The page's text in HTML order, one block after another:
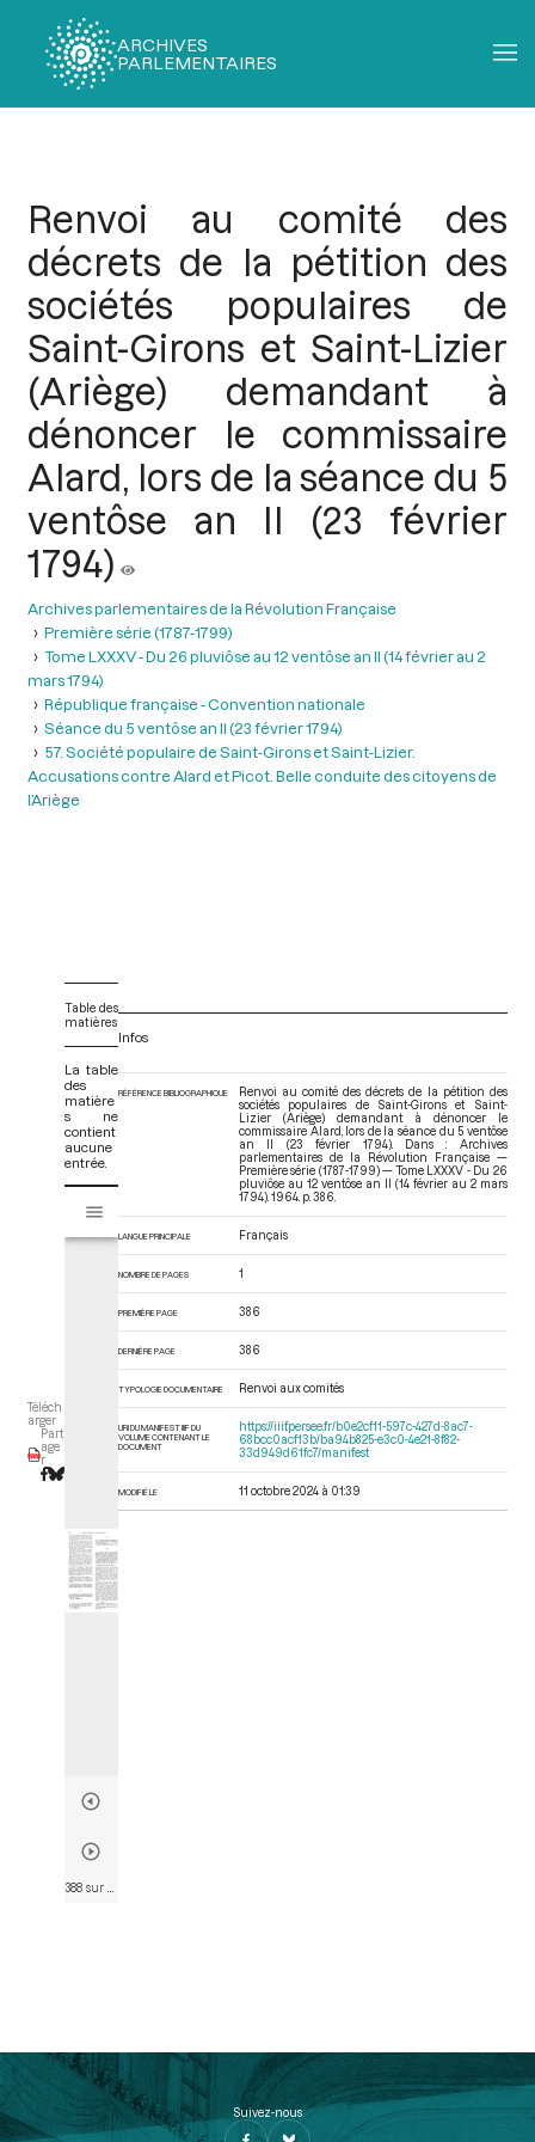
ARCHIVES
PARLEMENTAIRES
Renvoi au comité des
décrets de la pétition des
sociétés populaires de
Saint-Girons et Saint-Lizier
(Ariège) demandant à
dénoncer le commissaire
Alard, lors de la séance du 5
ventôse an II (23 février
1794)
Archives parlementaires de la Révolution Française
Première série (1787-1799)
Tome LXXXV - Du 26 pluviôse au 12 ventôse an II (14 février au 2
mars 1794)
République française - Convention nationale
Séance du 5 ventôse an II (23 février 1794)
57. Société populaire de Saint-Girons et Saint-Lizier.
Accusations contre Alard et Picot. Belle conduite des citoyens de
l’Ariège
Téléch
arger
Part
age
r
Table des
matières
La table
des
matière
s ne
contient
aucune
entrée.
s
i
d
o
r
Infos
RÉFÉRENCE BIBLIOGRAPHIQUE
Renvoi au comité des décrets de la pétition des
sociétés populaires de Saint-Girons et Saint-
Lizier (Ariège) demandant à dénoncer le
commissaire Alard, lors de la séance du 5 ventôse
an II (23 février 1794). Dans : Archives
parlementaires de la Révolution Française —
Première série (1787-1799) — Tome LXXXV - Du 26
pluviôse au 12 ventôse an II (14 février au 2 mars
1794) . 1964. p. 386.
LANGUE PRINCIPALE Français
NOMBRE DE PAGES 1
PREMIÈRE PAGE 386
DERNIÈRE PAGE 386
TYPOLOGIE DOCUMENTAIRE Renvoi aux comités
URI DU MANIFEST IIIF DU
VOLUME CONTENANT LE
DOCUMENT
https://iiif.persee.fr/b0e2cf11-597c-427d-8ac7-
68bcc0acf13b/ba94b825-e3c0-4e21-8f82-
33d949d61fc7/manifest
MODIFIÉ LE 11 octobre 2024 à 01:39
Suivez-nous